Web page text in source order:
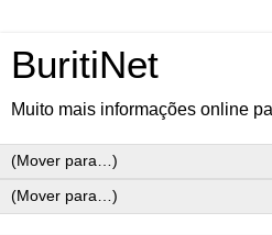
BuritiNet
Muito mais informações online